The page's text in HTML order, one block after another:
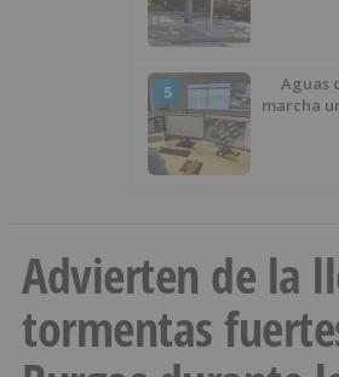
5
Aguas
marcha
Advierten de la
tormentas